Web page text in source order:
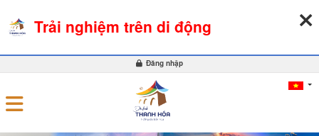
Đăng nhập
Trải nghiệm trên di động